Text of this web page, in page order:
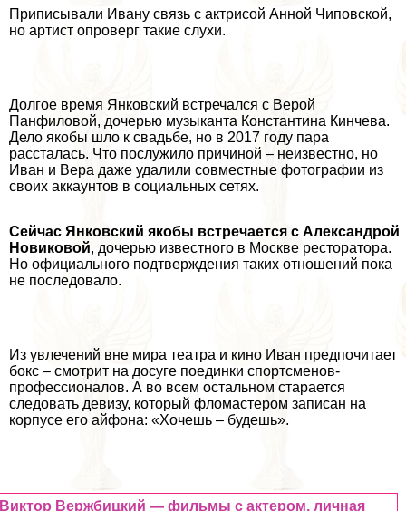
Приписывали Ивану связь с актрисой Анной Чиповской,
но артист опроверг такие слухи.
Долгое время Янковский встречался с Верой
Панфиловой, дочерью музыканта Константина Кинчева.
Дело якобы шло к свадьбе, но в 2017 году пара
рассталась. Что послужило причиной – неизвестно, но
Иван и Вера даже удалили совместные фотографии из
своих аккаунтов в социальных сетях.
Сейчас Янковский якобы встречается с Александрой
Новиковой, дочерью известного в Москве ресторатора.
Но официального подтверждения таких отношений пока
не последовало.
Из увлечений вне мира театра и кино Иван предпочитает
бокс – смотрит на досуге поединки спортсменов-
профессионалов. А во всем остальном старается
следовать девизу, который фломастером записан на
корпусе его айфона: «Хочешь – будешь».
Виктор Вержбицкий — фильмы с актером, личная